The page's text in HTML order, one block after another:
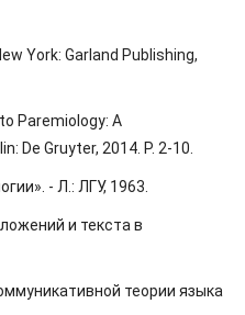
York: Garland Publishing,
Paremiology: A
De Gruyter, 2014. P. 2-10.
- Л.: ЛГУ, 1963.
и текста в
теории языка